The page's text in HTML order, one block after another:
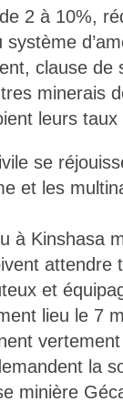
2 à 10%,
clause de
minerais
leurs
se
et les
à Kinshasa
attendre
et
lieu le 7
la
minière